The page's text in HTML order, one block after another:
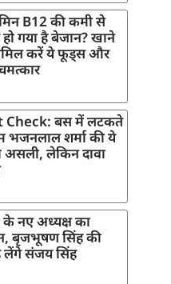
B12 की कमी से
हो गया है बेजान? खाने
करें ये फूड्स और
Check: बस में लटकते
भजनलाल शर्मा की ये
असली, लेकिन दावा
के नए अध्यक्ष का
बृजभूषण सिंह की
लेंगे संजय सिंह